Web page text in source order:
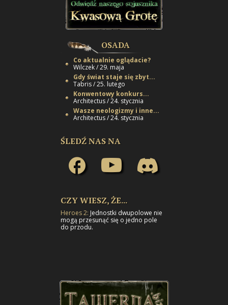
OSADA
Co aktualnie oglądacie?
Wilczek / 29. maja
Gdy świat staje się zbyt...
Tabris / 25. lutego
Konwentowy konkurs...
Architectus / 24. stycznia
Wasze neologizmy i inne...
Architectus / 24. stycznia
ŚLEDŹ NAS NA
CZY WIESZ, ŻE...
Heroes 2: Jednostki dwupolowe nie
mogą przesunąć się o jedno pole
do przodu.